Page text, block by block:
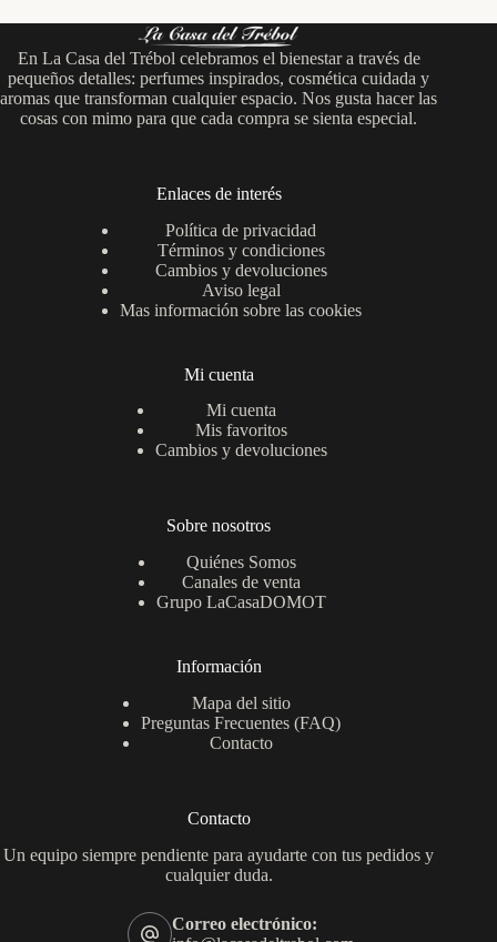
En La Casa del Trébol celebramos el bienestar a través de
pequeños detalles: perfumes inspirados, cosmética cuidada y
aromas que transforman cualquier espacio. Nos gusta hacer las
cosas con mimo para que cada compra se sienta especial.
Enlaces de interés
Política de privacidad
Términos y condiciones
Cambios y devoluciones
Aviso legal
Mas información sobre las cookies
Mi cuenta
Mi cuenta
Mis favoritos
Cambios y devoluciones
Sobre nosotros
Quiénes Somos
Canales de venta
Grupo LaCasaDOMOT
Información
Mapa del sitio
Preguntas Frecuentes (FAQ)
Contacto
Contacto
Un equipo siempre pendiente para ayudarte con tus pedidos y
cualquier duda.
Correo electrónico: